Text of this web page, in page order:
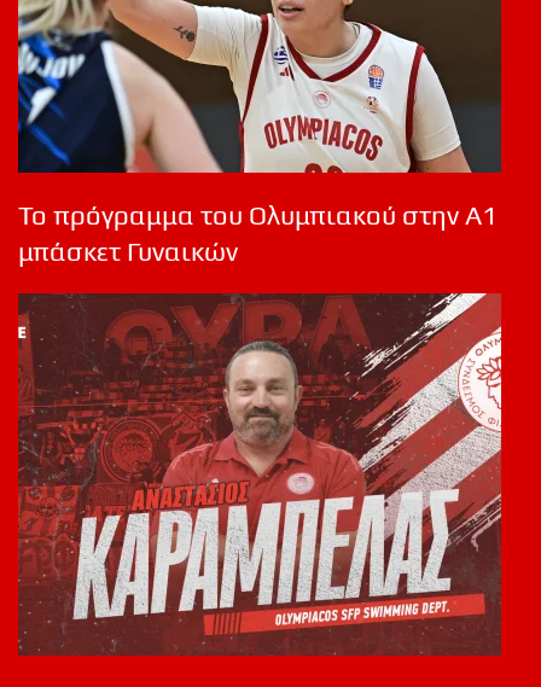
Το πρόγραμμα του Ολυμπιακού στην Α1
μπάσκετ Γυναικών